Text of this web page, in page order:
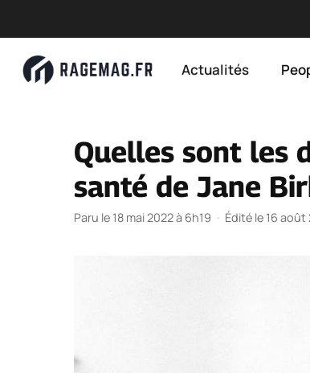
Actualités
Quelles sont les
santé de Jane
Paru le 18 mai 2022 à 6h19 · Édité le 16 août